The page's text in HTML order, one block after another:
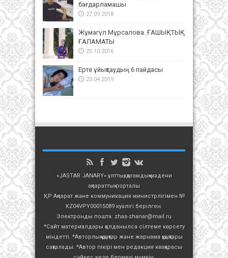
бағдарламашы
27.09.2018
Жұмагүл Мұрсалова. ҒАШЫҚТЫҚ
ҒАЛАМАТЫ
25.10.2016
Ерте ұйықтаудың 6 пайдасы
23.04.2019
«JASTAR JANARY» ұлттық, қоғамдық-мәдени
ақпараттық порталы
ҚР Ақпарат және коммуникация министрлігімен №
KZ04VPY00015089 куәлігі берілген.
Электронды пошта: zhas-zhanar@mail.ru
*Сайт материалдары қолданылса сілтеме көрсету
міндетті. *Авторлық құқықтар және жарнама құқықтары
сақталады. *Автор пікірі мен редакция көзқарасы